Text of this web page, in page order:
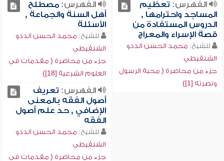
الفهرس: تعظيم
المساجد واحترامها ,
الدروس المستفادة من
قصة الإسراء والمعراج
للشيخ: محمد الحسن الددو
الشنقيطي
جزء من محاضرة ( محبة الرسول
ونصرته [1])
الفهرس:مصطلح
أهل السنة والجماعة ,
الأسئلة
للشيخ: محمد الحسن الددو
الشنقيطي
جزء من محاضرة ( مقدمات في
العلوم الشرعية [18])
الفهرس: تعريف
أصول الفقه بالمعنى
الإضافي , حد علم أصول
الفقه
للشيخ: محمد الحسن الددو
الشنقيطي
جزء من محاضرة ( مقدمات في